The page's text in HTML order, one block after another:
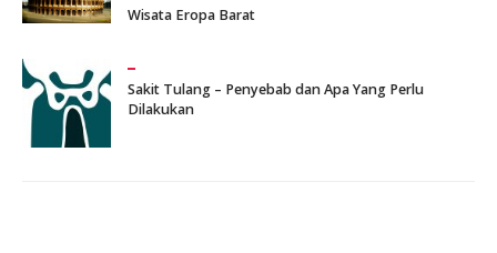
Wisata Eropa Barat
Sakit Tulang – Penyebab dan Apa Yang Perlu
Dilakukan